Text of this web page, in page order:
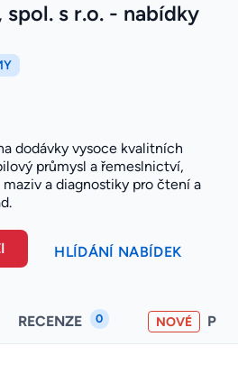
spol. s r.o. - nabídky
dodávky vysoce kvalitních
průmysl a řemeslnictví,
a diagnostiky pro čtení a
HLÍDÁNÍ NABÍDEK
RECENZE 0 NOVÉ